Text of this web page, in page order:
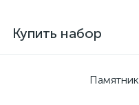
Купить набор